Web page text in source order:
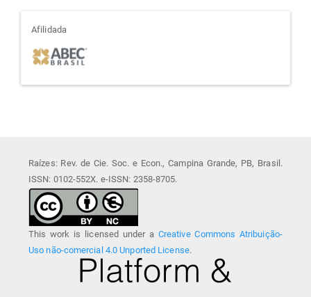
afiliada
Afilidada
Raízes: Rev. de Cie. Soc. e Econ., Campina Grande, PB, Brasil.
ISSN: 0102-552X. e-ISSN: 2358-8705.
This work is licensed under a Creative Commons Atribuição-
Uso não-comercial 4.0 Unported License.